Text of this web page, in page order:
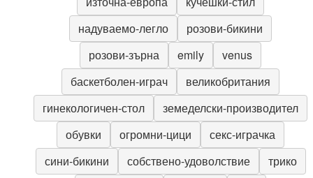
надуваемо-легло
розови-бикини
розови-зърна
emily
venus
баскетболен-играч
великобритания
гинекологичен-стол
земеделски-производител
обувки
огромни-цици
секс-играчка
сини-бикини
собствено-удоволствие
трико